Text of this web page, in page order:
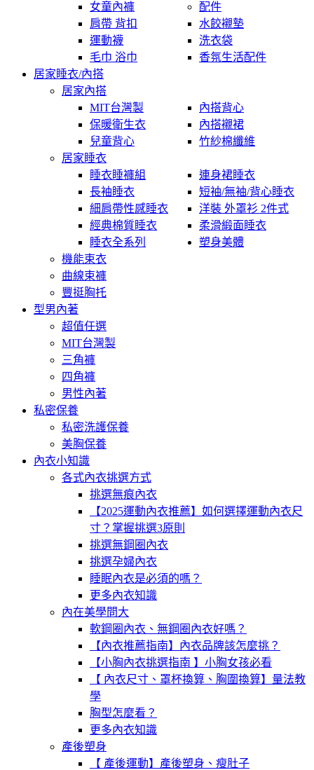
女童內褲
配件
肩帶 背扣
水餃襯墊
運動襪
洗衣袋
毛巾 浴巾
香氛生活配件
居家睡衣/內搭
居家內搭
MIT台灣製
內搭背心
保暖衛生衣
內搭襯裙
兒童背心
竹紗棉纖維
居家睡衣
睡衣睡褲組
連身裙睡衣
長袖睡衣
短袖/無袖/背心睡衣
細肩帶性感睡衣
洋裝 外罩衫 2件式
經典棉質睡衣
柔滑緞面睡衣
睡衣全系列
塑身美體
機能束衣
曲線束褲
豐挺胸托
型男內著
超值任選
MIT台灣製
三角褲
四角褲
男性內著
私密保養
私密洗護保養
美胸保養
內衣小知識
各式內衣挑選方式
挑選無痕內衣
【2025運動內衣推薦】如何選擇運動內衣尺
寸？掌握挑選3原則
挑選無鋼圈內衣
挑選孕婦內衣
睡眠內衣是必須的嗎？
更多內衣知識
內在美學問大
軟鋼圈內衣、無鋼圈內衣好嗎？
【內衣推薦指南】內衣品牌該怎麼挑？
【小胸內衣挑選指南 】小胸女孩必看
【 內衣尺寸、罩杯換算、胸圍換算】量法教
學
胸型怎麼看？
更多內衣知識
產後塑身
【 產後運動】產後塑身、瘦肚子